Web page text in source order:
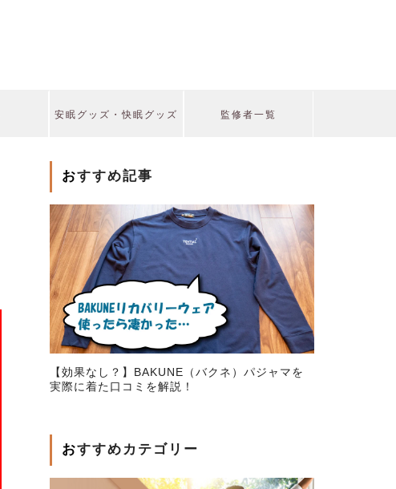
安眠グッズ・快眠グッズ 監修者一覧
おすすめ記事
【効果なし？】BAKUNE（バクネ）パジャマを
実際に着た口コミを解説！
おすすめカテゴリー